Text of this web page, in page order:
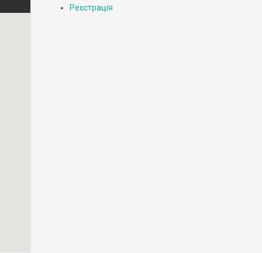
Реєстрація